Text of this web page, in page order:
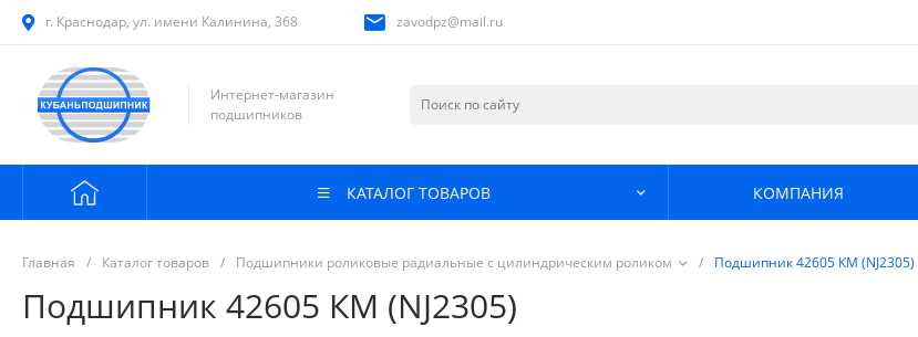
г. Краснодар, ул. имени Калинина, 368 zavodpz@mail.ru
Интернет-магазин
подшипников
КАТАЛОГ ТОВАРОВ КОМПАНИЯ
Главная / Каталог товаров / Подшипники роликовые радиальные с цилиндрическим роликом / Подшипник 42605 КМ (NJ2305)
Подшипник 42605 КМ (NJ2305)